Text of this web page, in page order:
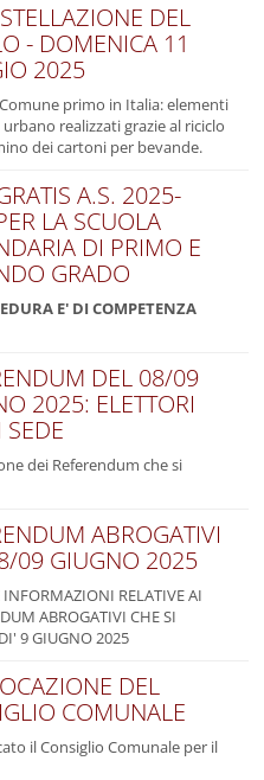
DEL
- DOMENICA 11
2025
primo in Italia: elementi
realizzati grazie al riciclo
dei cartoni per bevande.
A.S. 2025-
LA SCUOLA
DI PRIMO E
GRADO
E' DI COMPETENZA
DEL 08/09
2025: ELETTORI
SEDE
dei Referendum che si
ABROGATIVI
09 GIUGNO 2025
INFORMAZIONI RELATIVE AI
ABROGATIVI CHE SI
9 GIUGNO 2025
DEL
COMUNALE
il Consiglio Comunale per il